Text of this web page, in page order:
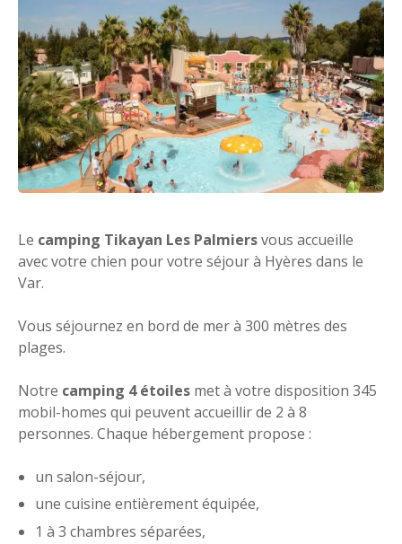
Le camping Tikayan Les Palmiersvous accueille
avec votre chien pour votre séjour à Hyères dans le
Var.
Vous séjournez en bord de mer à 300 mètres des
plages.
Notre camping 4 étoiles met à votre disposition 345
mobil-homes qui peuvent accueillir de 2 à 8
personnes. Chaque hébergement propose :
un salon-séjour,
une cuisine entièrement équipée,
1 à 3 chambres séparées,